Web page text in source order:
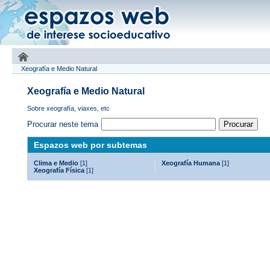
Xeografía e Medio Natural
Xeografía e Medio Natural
Sobre xeografía, viaxes, etc
Procurar neste tema
Espazos web por subtemas
Clima e Medio [1]
Xeografía Física [1]
Xeografía Humana [1]